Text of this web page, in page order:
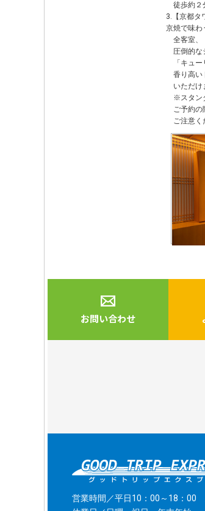
徒歩約２
3.【京都タ
京焼で味わ
全客室、
圧倒的な
「キュー
香り高い
いただけ
※スタン
ご予約の
ご注意く
お問い合わせ
営業時間／平日10：00～18：00